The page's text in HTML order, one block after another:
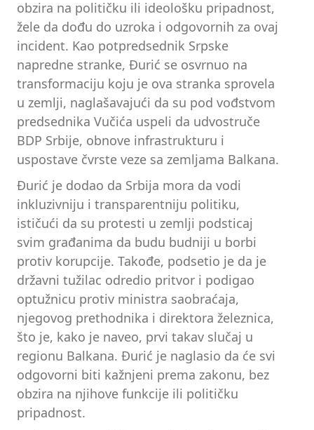
obzira na političku ili ideološku pripadnost,
žele da dođu do uzroka i odgovornih za ovaj
incident. Kao potpredsednik Srpske
napredne stranke, Đurić se osvrnuo na
transformaciju koju je ova stranka sprovela
u zemlji, naglašavajući da su pod vođstvom
predsednika Vučića uspeli da udvostruče
BDP Srbije, obnove infrastrukturu i
uspostave čvrste veze sa zemljama Balkana.
Đurić je dodao da Srbija mora da vodi
inkluzivniju i transparentniju politiku,
ističući da su protesti u zemlji podsticaj
svim građanima da budu budniji u borbi
protiv korupcije. Takođe, podsetio je da je
državni tužilac odredio pritvor i podigao
optužnicu protiv ministra saobraćaja,
njegovog prethodnika i direktora železnica,
što je, kako je naveo, prvi takav slučaj u
regionu Balkana. Đurić je naglasio da će svi
odgovorni biti kažnjeni prema zakonu, bez
obzira na njihove funkcije ili političku
pripadnost.